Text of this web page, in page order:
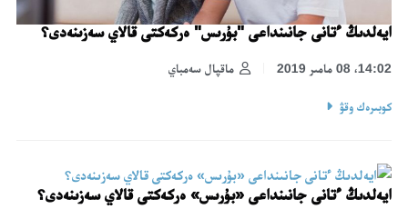
ايەلدىڭ ءتانى جانىنداعى "بۇرىس" ەركەكتى قالاي سەزىنەدى؟
ماقپال سەمباي 14:02، 08 مامىر 2019
كوبىرەك وقۋ
ايەلدىڭ ءتانى جانىنداعى «بۇرىس» ەركەكتى قالاي سەزىنەدى؟